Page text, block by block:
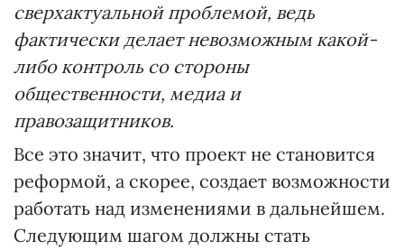
сверхактуальной проблемой, ведь
фактически делает невозможным какой-
либо контроль со стороны
общественности, медиа и
правозащитников.
Все это значит, что проект не становится
реформой, а скорее, создает возможности
работать над изменениями в дальнейшем.
Следующим шагом должны стать